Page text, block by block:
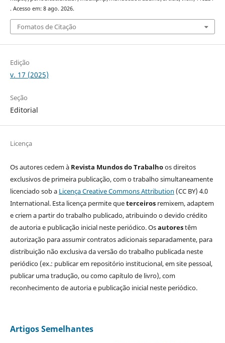
. Acesso em: 8 ago. 2026.
Fomatos de Citação
Edição
v. 17 (2025)
Seção
Editorial
Licença
Os autores cedem à Revista Mundos do Trabalhoos direitos
exclusivos de primeira publicação, com o trabalho simultaneamente
licenciado sob a Licença Creative Commons Attribution (CC BY) 4.0
International. Esta licença permite queterceirosremixem, adaptem
e criem a partir do trabalho publicado, atribuindo o devido crédito
de autoria e publicação inicial neste periódico. Osautorestêm
autorização para assumir contratos adicionais separadamente, para
distribuição não exclusiva da versão do trabalho publicada neste
periódico (ex.: publicar em repositório institucional, em site pessoal,
publicar uma tradução, ou como capítulo de livro), com
reconhecimento de autoria e publicação inicial neste periódico.
Artigos Semelhantes